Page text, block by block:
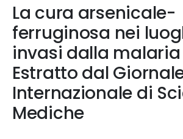
all'inizio
della
galleria
di
immagini
La cura arsenicale-
ferruginosa nei
invasi dalla malaria
Estratto dal
Internazionale di
Mediche